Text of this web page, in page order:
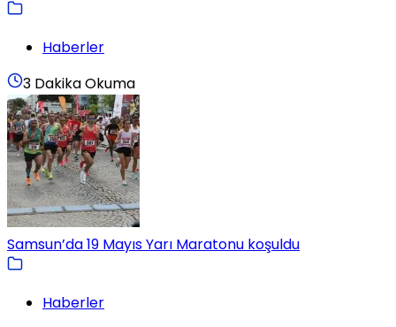
Haberler
3 Dakika Okuma
Samsun’da 19 Mayıs Yarı Maratonu koşuldu
Haberler